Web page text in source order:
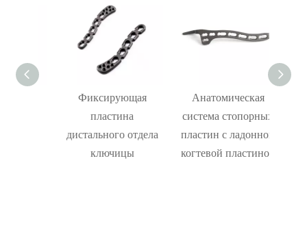
Фиксирующая
пластина
дистального отдела
ключицы
Анатомическая
система стопорных
пластин с ладонной
когтевой пластиной